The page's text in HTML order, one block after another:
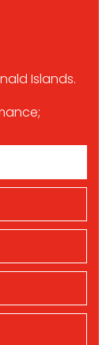
Islands.